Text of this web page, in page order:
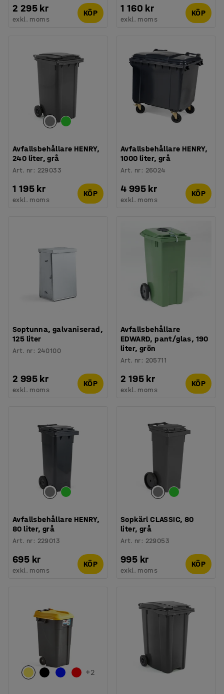
2 295 kr
exkl. moms
KÖP 1 160 kr
exkl. moms
KÖP
Avfallsbehållare HENRY,
240 liter, grå
Art. nr: 229033
1 195 kr
exkl. moms
KÖP
Avfallsbehållare HENRY,
1000 liter, grå
Art. nr: 26024
4 995 kr
exkl. moms
KÖP
Soptunna, galvaniserad,
125 liter
Art. nr: 240100
2 995 kr
exkl. moms
KÖP
Avfallsbehållare
EDWARD, pant/glas, 190
liter, grön
Art. nr: 205711
2 195 kr
exkl. moms
KÖP
Avfallsbehållare HENRY,
80 liter, grå
Art. nr: 229013
695 kr
exkl. moms
KÖP
Sopkärl CLASSIC, 80
liter, grå
Art. nr: 229053
995 kr
exkl. moms
KÖP
+2